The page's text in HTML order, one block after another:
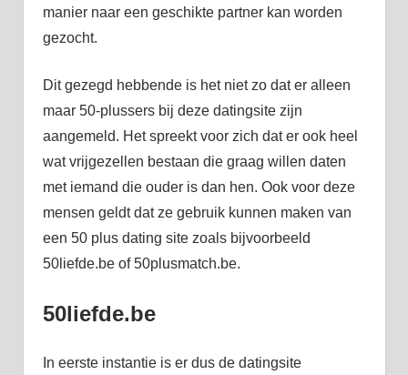
manier naar een geschikte partner kan worden
gezocht.
Dit gezegd hebbende is het niet zo dat er alleen
maar 50-plussers bij deze datingsite zijn
aangemeld. Het spreekt voor zich dat er ook heel
wat vrijgezellen bestaan die graag willen daten
met iemand die ouder is dan hen. Ook voor deze
mensen geldt dat ze gebruik kunnen maken van
een 50 plus dating site zoals bijvoorbeeld
50liefde.be of 50plusmatch.be.
50liefde.be
In eerste instantie is er dus de datingsite